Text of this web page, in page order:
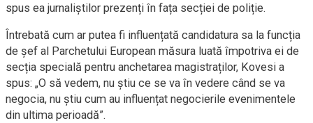
spus ea jurnaliștilor prezenți în fața secției de poliție.
Întrebată cum ar putea fi influențată candidatura sa la funcția
de șef al Parchetului European măsura luată împotriva ei de
secția specială pentru anchetarea magistraților, Kovesi a
spus: „O să vedem, nu știu ce se va în vedere când se va
negocia, nu știu cum au influențat negocierile evenimentele
din ultima perioadă”.